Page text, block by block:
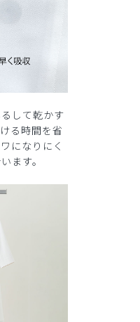
して乾かす
る時間を省
になりにく
ます。